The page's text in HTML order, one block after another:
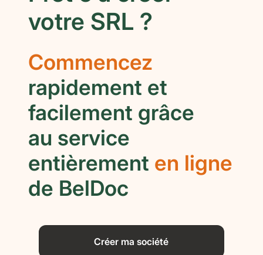
manière plus rapide de créer une
entreprise à Bruxelles
votre SRL ?
Commencez
rapidement et
facilement grâce
au service
entièrement en ligne
de BelDoc
Créer ma société